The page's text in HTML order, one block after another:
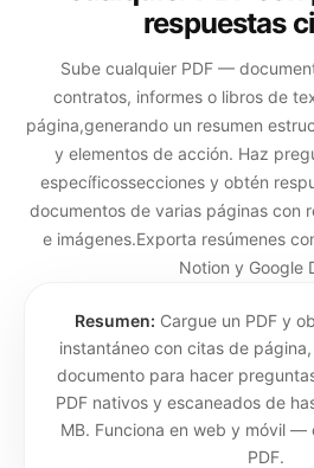
respuestas
Sube cualquier PDF —
contratos, informes o libros de
página,generando un resumen
y elementos de acción. Haz
específicossecciones y obtén
documentos de varias páginas con
e imágenes.Exporta resúmenes
Notion y Google
Resumen: Cargue un PDF y
instantáneo con citas de
documento para hacer
PDF nativos y escaneados de
MB. Funciona en web y móvil —
PDF.